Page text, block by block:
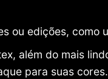
ou edições, como
além do mais
para suas cores.